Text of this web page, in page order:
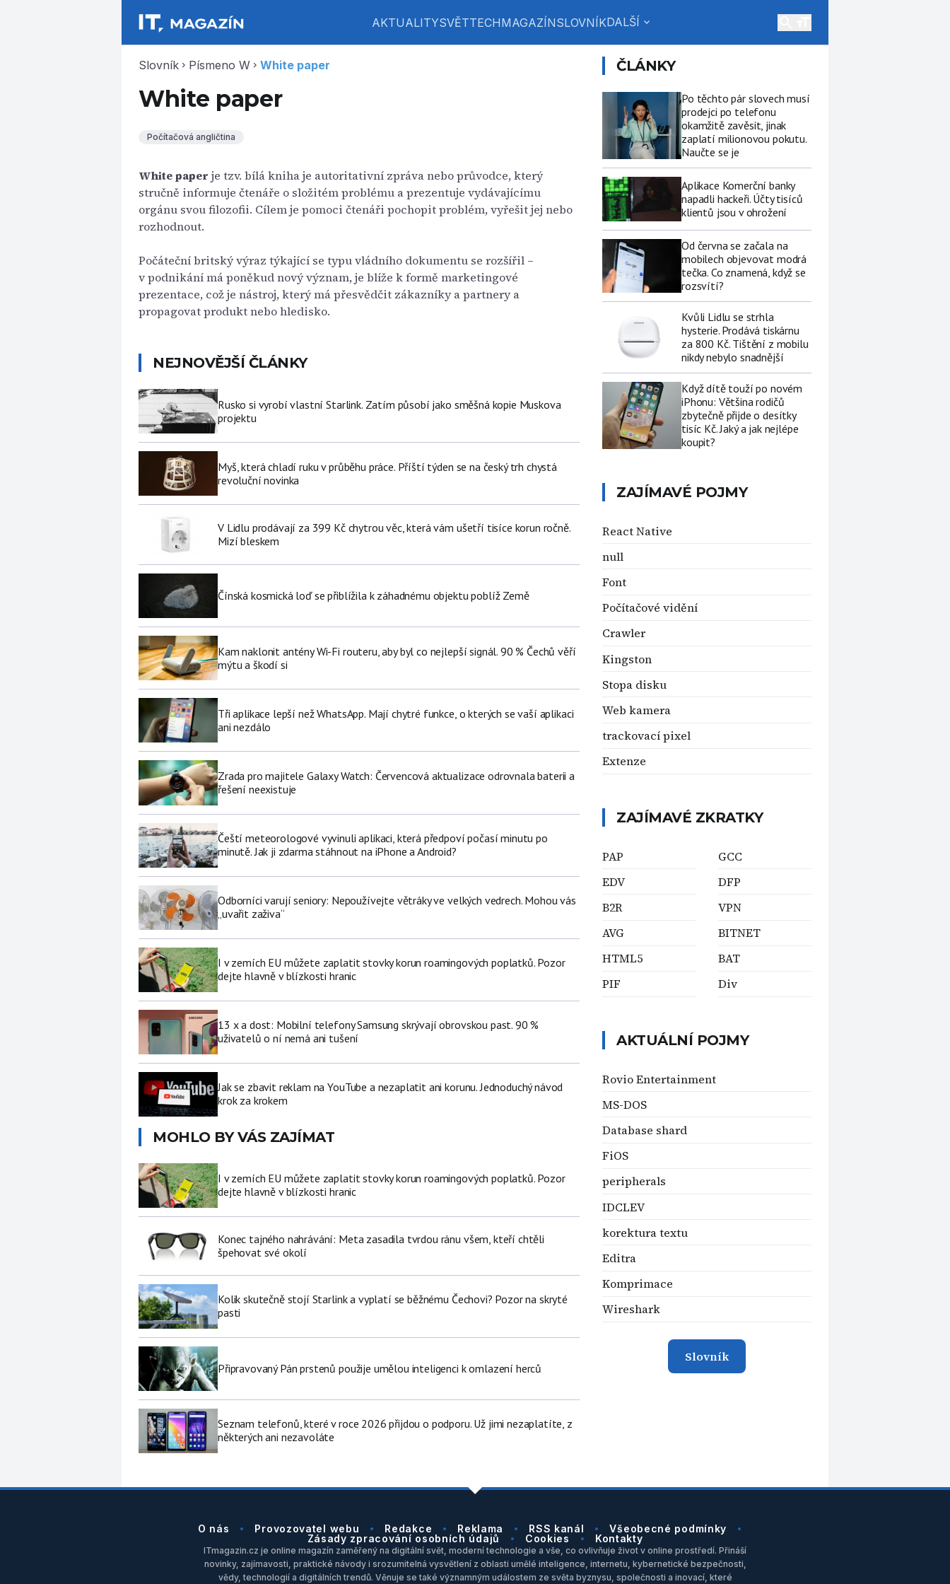
AKTUALITYSVĚTTECHMAGAZÍNSLOVNÍKDALŠÍ expand_more
Slovník chevron_right Písmeno W chevron_right White paper
White paper
Počítačová angličtina
White paper je tzv. bílá kniha je autoritativní zpráva nebo průvodce, který
stručně informuje čtenáře o složitém problému a prezentuje vydávajícímu
orgánu svou filozofii. Cílem je pomoci čtenáři pochopit problém, vyřešit jej nebo
rozhodnout.
Počáteční britský výraz týkající se typu vládního dokumentu se rozšířil –
v podnikání má poněkud nový význam, je blíže k formě marketingové
prezentace, což je nástroj, který má přesvědčit zákazníky a partnery a
propagovat produkt nebo hledisko.
NEJNOVĚJŠÍ ČLÁNKY
Rusko si vyrobí vlastní Starlink. Zatím působí jako směšná kopie Muskova
projektu
Myš, která chladí ruku v průběhu práce. Příští týden se na český trh chystá
revoluční novinka
V Lidlu prodávají za 399 Kč chytrou věc, která vám ušetří tisíce korun ročně.
Mizí bleskem
Čínská kosmická loď se přiblížila k záhadnému objektu poblíž Země
Kam naklonit antény Wi-Fi routeru, aby byl co nejlepší signál. 90 % Čechů věří
mýtu a škodí si
Tři aplikace lepší než WhatsApp. Mají chytré funkce, o kterých se vaší aplikaci
ani nezdálo
Zrada pro majitele Galaxy Watch: Červencová aktualizace odrovnala baterii a
řešení neexistuje
Čeští meteorologové vyvinuli aplikaci, která předpoví počasí minutu po
minutě. Jak ji zdarma stáhnout na iPhone a Android?
Odborníci varují seniory: Nepoužívejte větráky ve velkých vedrech. Mohou vás
„uvařit zaživa“
I v zemích EU můžete zaplatit stovky korun roamingových poplatků. Pozor
dejte hlavně v blízkosti hranic
13 x a dost: Mobilní telefony Samsung skrývají obrovskou past. 90 %
uživatelů o ní nemá ani tušení
Jak se zbavit reklam na YouTube a nezaplatit ani korunu. Jednoduchý návod
krok za krokem
MOHLO BY VÁS ZAJÍMAT
I v zemích EU můžete zaplatit stovky korun roamingových poplatků. Pozor
dejte hlavně v blízkosti hranic
Konec tajného nahrávání: Meta zasadila tvrdou ránu všem, kteří chtěli
špehovat své okolí
Kolik skutečně stojí Starlink a vyplatí se běžnému Čechovi? Pozor na skryté
pasti
Připravovaný Pán prstenů použije umělou inteligenci k omlazení herců
Seznam telefonů, které v roce 2026 přijdou o podporu. Už jimi nezaplatíte, z
některých ani nezavoláte
ČLÁNKY
Po těchto pár slovech musí
prodejci po telefonu
okamžitě zavěsit, jinak
zaplatí milionovou pokutu.
Naučte se je
Aplikace Komerční banky
napadli hackeři. Účty tisíců
klientů jsou v ohrožení
Od června se začala na
mobilech objevovat modrá
tečka. Co znamená, když se
rozsvítí?
Kvůli Lidlu se strhla
hysterie. Prodává tiskárnu
za 800 Kč. Tištění z mobilu
nikdy nebylo snadnější
Když dítě touží po novém
iPhonu: Většina rodičů
zbytečně přijde o desítky
tisíc Kč. Jaký a jak nejlépe
koupit?
ZAJÍMAVÉ POJMY
React Native
null
Font
Počítačové vidění
Crawler
Kingston
Stopa disku
Web kamera
trackovací pixel
Extenze
ZAJÍMAVÉ ZKRATKY
PAP
EDV
B2R
AVG
HTML5
PIF
GCC
DFP
VPN
BITNET
BAT
Div
AKTUÁLNÍ POJMY
Rovio Entertainment
MS-DOS
Database shard
FiOS
peripherals
IDCLEV
korektura textu
Editra
Komprimace
Wireshark
Slovník
O nás Provozovatel webu Redakce Reklama RSS kanál
Všeobecné podmínky
Zásady zpracování osobních údajů
Cookies Kontakty
ITmagazin.cz je online magazín zaměřený na digitální svět, moderní technologie a vše, co ovlivňuje život v online prostředí. Přináší
novinky, zajímavosti, praktické návody i srozumitelná vysvětlení z oblasti umělé inteligence, internetu, kybernetické bezpečnosti,
vědy, technologií a digitálních trendů. Věnuje se také významným událostem ze světa byznysu, společnosti a inovací, které